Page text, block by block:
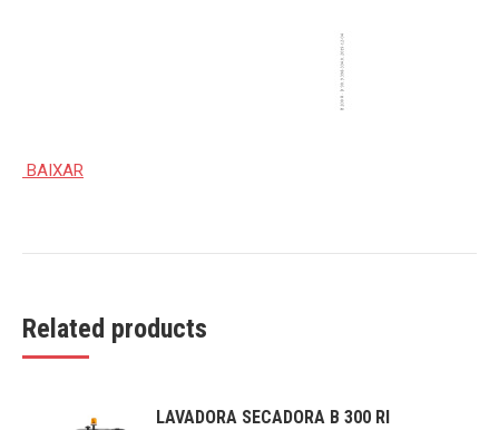
BAIXAR
Related products
LAVADORA SECADORA B 300 RI